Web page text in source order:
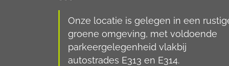
Onze locatie is gelegen in een
groene omgeving, met voldoende
parkeergelegenheid vlakbij
autostrades E313 en E314.